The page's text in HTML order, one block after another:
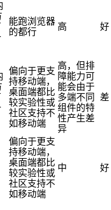
能跑浏览器
的都行
高 好
偏向于更支
持移动端，
桌面端都比
较实验性或
社区支持不
如移动端
高，但排
障能力可
能会由于
多端不同
组件的特
性产生差
异
差
偏向于更支
持移动端，
桌面端都比
较实验性或
社区支持不
如移动端
中 好